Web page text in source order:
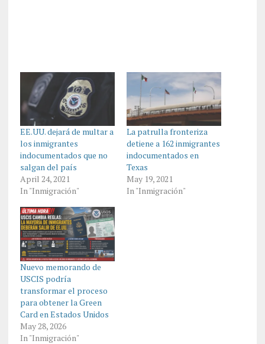
EE.UU. dejará de multar a
los inmigrantes
indocumentados que no
salgan del país
April 24, 2021
In "Inmigración"
La patrulla fronteriza
detiene a 162 inmigrantes
indocumentados en
Texas
May 19, 2021
In "Inmigración"
Nuevo memorando de
USCIS podría
transformar el proceso
para obtener la Green
Card en Estados Unidos
May 28, 2026
In "Inmigración"